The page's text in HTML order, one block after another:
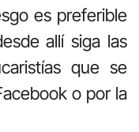
es preferible
allí siga las
que se
o por la